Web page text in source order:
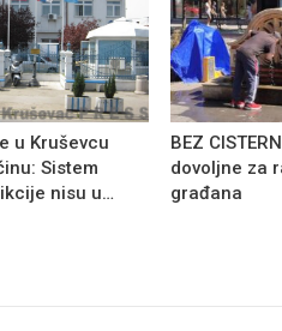
u Kruševcu
Sistem
nisu u…
BEZ
dovoljne za
građana